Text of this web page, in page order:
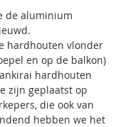
de aluminium
hardhouten vlonder
en op de balkon)
hardhouten
zijn geplaatst op
die ook van
hebben we het